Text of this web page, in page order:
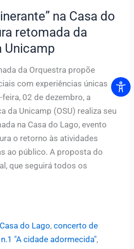
na Casa do
retomada da
Unicamp
da Orquestra propõe
com experiências únicas
02 de dezembro, a
da Unicamp (OSU) realiza seu
na Casa do Lago, evento
o retorno às atividades
ao público. A proposta do
que seguirá todos os
Casa do Lago, concerto de
"A cidade adormecida",